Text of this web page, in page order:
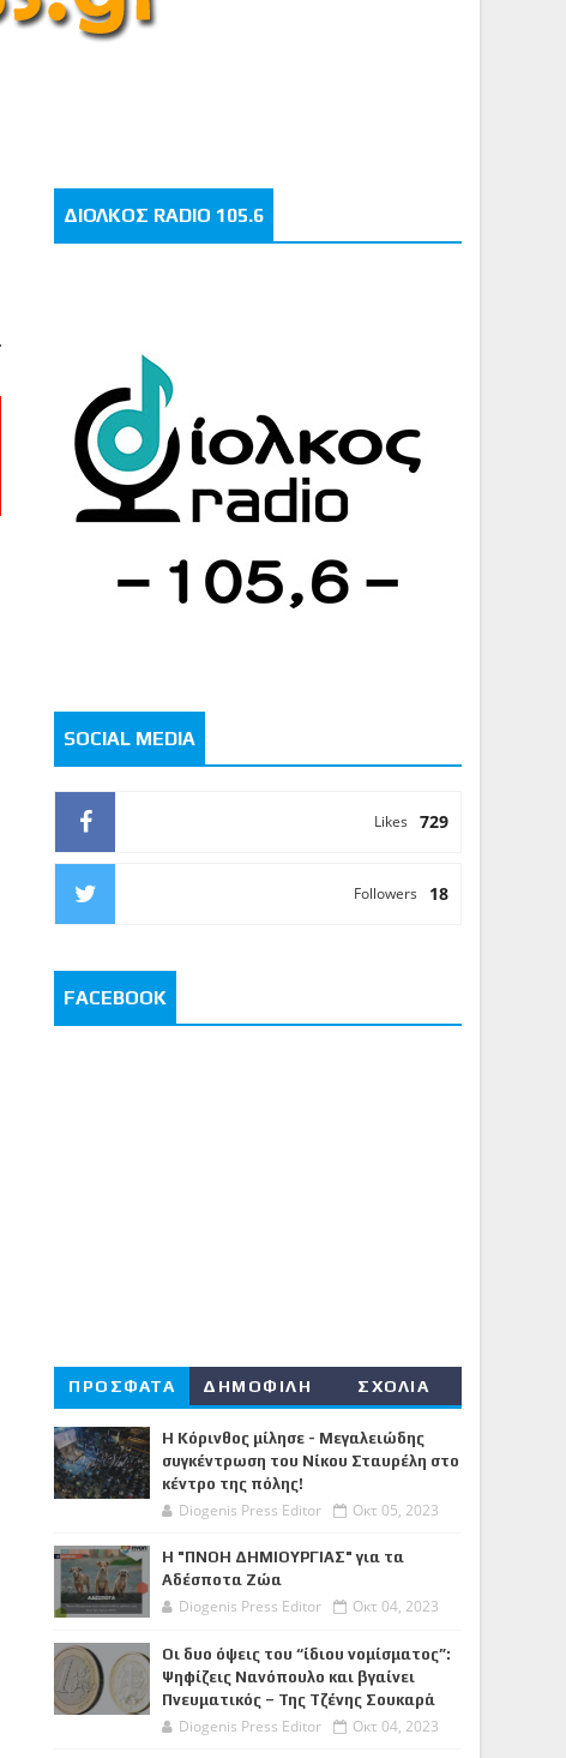
ΔΙΟΛΚΟΣ RADIO 105.6
SOCIAL MEDIA
729
Likes
18
Followers
FACEBOOK
ΠΡΟΣΦΑΤΑ ΔΗΜΟΦΙΛΗ ΣΧΟΛΙΑ
Η Κόρινθος μίλησε - Μεγαλειώδης
συγκέντρωση του Νίκου Σταυρέλη στο
κέντρο της πόλης!
Diogenis Press Editor Οκτ 05, 2023
Η "ΠΝΟΗ ΔΗΜΙΟΥΡΓΙΑΣ" για τα
Αδέσποτα Ζώα
Diogenis Press Editor Οκτ 04, 2023
Οι δυο όψεις του “ίδιου νομίσματος”:
Ψηφίζεις Νανόπουλο και βγαίνει
Πνευματικός – Της Τζένης Σουκαρά
Diogenis Press Editor Οκτ 04, 2023